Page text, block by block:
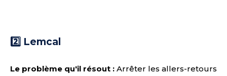
2️⃣ Lemcal
Le problème qu'il résout : Arrêter les allers-retours